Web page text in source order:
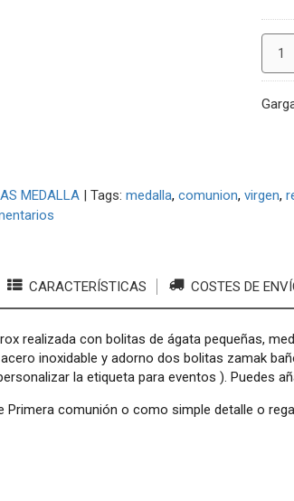
MEDALLA| Tags: medalla comunion virgen
CARACTERÍSTICAS COSTES DE
realizada con bolitas de ágata pequeñas,
inoxidable y adorno dos bolitas zamak
la etiqueta para eventos ). Puedes
Primera comunión o como simple detalle o